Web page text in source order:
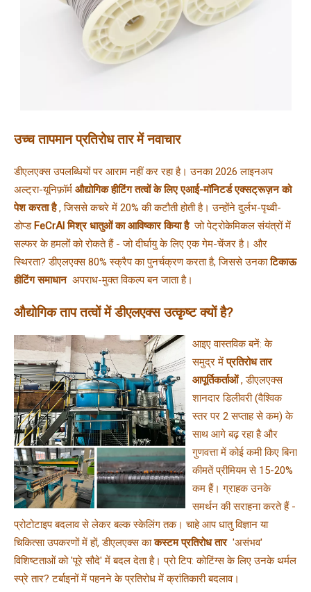
उच्च तापमान प्रतिरोध तार में नवाचार
डीएलएक्स उपलब्धियों पर आराम नहीं कर रहा है। उनका 2026 लाइनअप
अल्ट्रा-यूनिफ़ॉर्म औद्योगिक हीटिंग तत्वों के लिए एआई-मॉनिटर्ड एक्सट्रूज़न को
पेश करता है , जिससे कचरे में 20% की कटौती होती है। उन्होंने दुर्लभ-पृथ्वी-
डोप्ड FeCrAl मिश्र धातुओं का आविष्कार किया है जो पेट्रोकेमिकल संयंत्रों में
सल्फर के हमलों को रोकते हैं - जो दीर्घायु के लिए एक गेम-चेंजर है। और
स्थिरता? डीएलएक्स 80% स्क्रैप का पुनर्चक्रण करता है, जिससे उनका टिकाऊ
हीटिंग समाधान अपराध-मुक्त विकल्प बन जाता है।
औद्योगिक ताप तत्वों में डीएलएक्स उत्कृष्ट क्यों है?
आइए वास्तविक बनें: के
समुद्र में प्रतिरोध तार
आपूर्तिकर्ताओं , डीएलएक्स
शानदार डिलीवरी (वैश्विक
स्तर पर 2 सप्ताह से कम) के
साथ आगे बढ़ रहा है और
गुणवत्ता में कोई कमी किए बिना
कीमतें प्रीमियम से 15-20%
कम हैं। ग्राहक उनके
समर्थन की सराहना करते हैं -
प्रोटोटाइप बदलाव से लेकर बल्क स्केलिंग तक। चाहे आप धातु विज्ञान या
चिकित्सा उपकरणों में हों, डीएलएक्स का कस्टम प्रतिरोध तार 'असंभव'
विशिष्टताओं को 'पूरे सौदे' में बदल देता है। प्रो टिप: कोटिंग्स के लिए उनके थर्मल
स्प्रे तार? टर्बाइनों में पहनने के प्रतिरोध में क्रांतिकारी बदलाव।